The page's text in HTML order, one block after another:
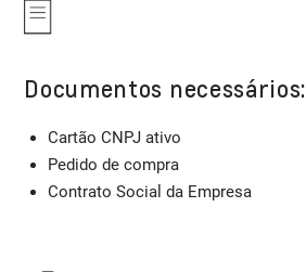
Documentos necessários:
Cartão CNPJ ativo
Pedido de compra
Contrato Social da Empresa